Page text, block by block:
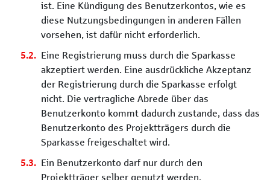
ist. Eine Kündigung des Benutzerkontos, wie es
diese Nutzungsbedingungen in anderen Fällen
vorsehen, ist dafür nicht erforderlich.
Eine Registrierung muss durch die Sparkasse
akzeptiert werden. Eine ausdrückliche Akzeptanz
der Registrierung durch die Sparkasse erfolgt
nicht. Die vertragliche Abrede über das
Benutzerkonto kommt dadurch zustande, dass das
Benutzerkonto des Projektträgers durch die
Sparkasse freigeschaltet wird.
Ein Benutzerkonto darf nur durch den
Projektträger selber genutzt werden.